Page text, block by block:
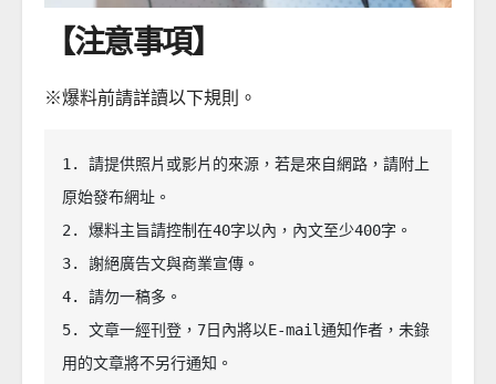
【注意事項】
※爆料前請詳讀以下規則。
1. 請提供照片或影片的來源，若是來自網路，請附上
原始發布網址。
2. 爆料主旨請控制在40字以內，內文至少400字。
3. 謝絕廣告文與商業宣傳。
4. 請勿一稿多。
5. 文章一經刊登，7日內將以E-mail通知作者，未錄
用的文章將不另行通知。